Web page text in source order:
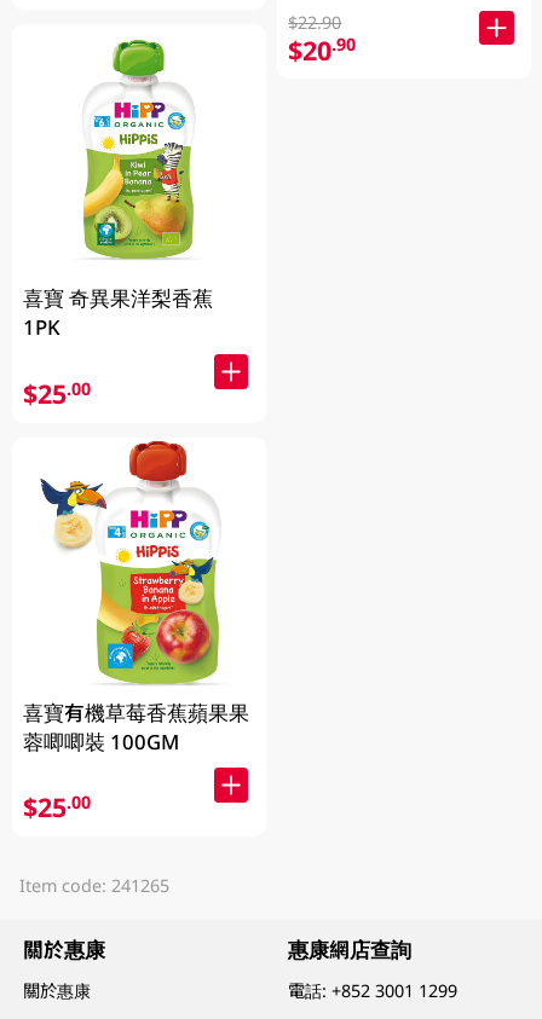
喜寶 奇異果洋梨香蕉
1PK
$25.00
喜寶有機草莓香蕉蘋果果
蓉唧唧裝 100GM
$25.00
$22.90
$20.90
Item code: 241265
關於惠康
關於惠康
惠康網店查詢
電話:+852 3001 1299